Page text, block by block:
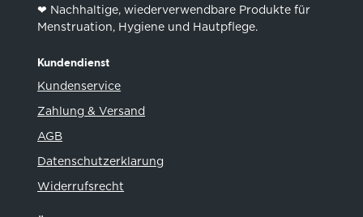
❤︎ Nachhaltige, wiederverwendbare Produkte für
Menstruation, Hygiene und Hautpflege.
Kundendienst
Kundenservice
Zahlung & Versand
AGB
Datenschutzerklarung
Widerrufsrecht